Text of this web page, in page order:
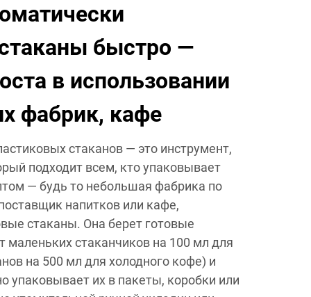
быстро —
в использовании
фабрик, кафе
стаканов — это инструмент,
подходит всем, кто упаковывает
— будь то небольшая фабрика по
напитков или кафе,
стаканы. Она берет готовые
маленьких стаканчиков на 100 мл для
на 500 мл для холодного кофе) и
упаковывает их в пакеты, коробки или